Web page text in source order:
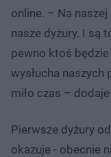
online. – Na
nasze dyżury. I są
pewno ktoś
wysłucha
miło czas –
Pierwsze dyżury
okazuje - obecnie